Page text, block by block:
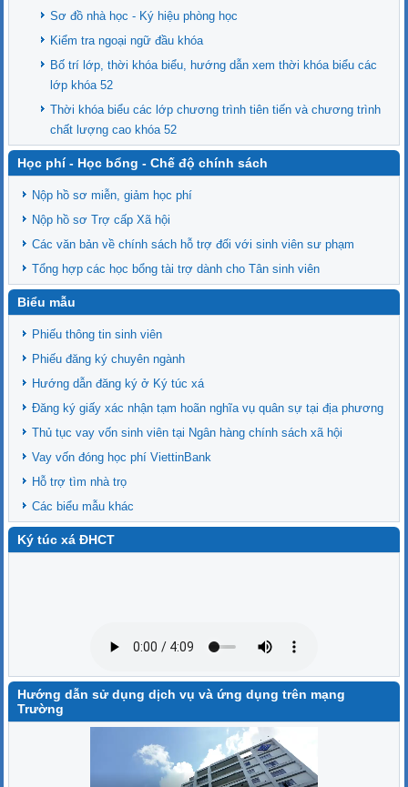
Sơ đồ nhà học - Ký hiệu phòng học
Kiểm tra ngoại ngữ đầu khóa
Bố trí lớp, thời khóa biểu, hướng dẫn xem thời khóa biểu các
lớp khóa 52
Thời khóa biểu các lớp chương trình tiên tiến và chương trình
chất lượng cao khóa 52
Học phí - Học bổng - Chế độ chính sách
Nộp hồ sơ miễn, giảm học phí
Nộp hồ sơ Trợ cấp Xã hội
Các văn bản về chính sách hỗ trợ đối với sinh viên sư phạm
Tổng hợp các học bổng tài trợ dành cho Tân sinh viên
Biểu mẫu
Phiếu thông tin sinh viên
Phiếu đăng ký chuyên ngành
Hướng dẫn đăng ký ở Ký túc xá
Đăng ký giấy xác nhận tạm hoãn nghĩa vụ quân sự tại địa phương
Thủ tục vay vốn sinh viên tại Ngân hàng chính sách xã hội
Vay vốn đóng học phí ViettinBank
Hỗ trợ tìm nhà trọ
Các biểu mẫu khác
Ký túc xá ĐHCT
Hướng dẫn sử dụng dịch vụ và ứng dụng trên mạng
Trường